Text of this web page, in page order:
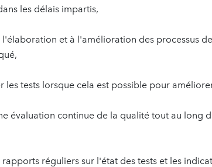
les délais impartis,
l'élaboration et à l'amélioration des processus
les tests lorsque cela est possible pour
évaluation continue de la qualité tout au long
rapports réguliers sur l'état des tests et les